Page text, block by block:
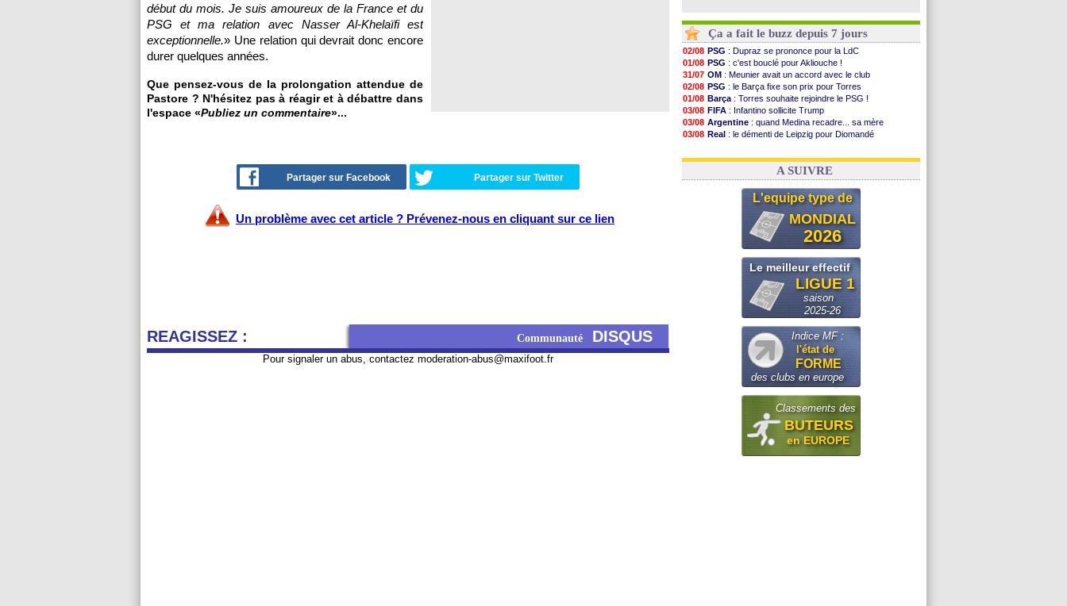
début du mois. Je suis amoureux de la France et du
PSG et ma relation avec Nasser Al-Khelaïfi est
exceptionnelle.» Une relation qui devrait donc encore
durer quelques années.
Que pensez-vous de la prolongation attendue de
Pastore ? N'hésitez pas à réagir et à débattre dans
l'espace «Publiez un commentaire»...
Partager sur Facebook Partager sur Twitter
Un problème avec cet article ? Prévenez-nous en cliquant sur ce lien
REAGISSEZ : Communauté DISQUS
Pour signaler un abus, contactez moderation-abus@maxifoot.fr
Ça a fait le buzz depuis 7 jours
02/08 PSG : Dupraz se prononce pour la LdC
01/08 PSG : c'est bouclé pour Akliouche !
31/07 OM : Meunier avait un accord avec le club
02/08 PSG : le Barça fixe son prix pour Torres
01/08 Barça : Torres souhaite rejoindre le PSG !
03/08 FIFA : Infantino sollicite Trump
03/08 Argentine : quand Medina recadre... sa mère
03/08 Real : le démenti de Leipzig pour Diomandé
31/07 FIFA: le conseiller d'Infantino démissionne !
A SUIVRE
L'equipe type de
MONDIAL
2026
Le meilleur effectif
LIGUE 1
saison
2025-26
Indice MF :
l'état de
FORME
des clubs en europe
Classements des
BUTEURS
en EUROPE